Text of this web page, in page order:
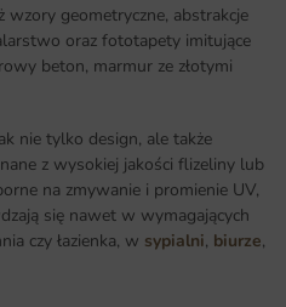
wzory geometryczne, abstrakcje
oraz fototapety imitujące
beton, marmur ze złotymi
nie tylko design, ale także
z wysokiej jakości flizeliny lub
na zmywanie i promienie UV,
się nawet w wymagających
czy łazienka, w sypialni, biurze,